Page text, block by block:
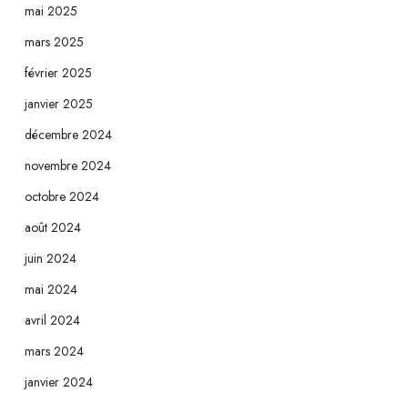
mai 2025
mars 2025
février 2025
janvier 2025
décembre 2024
novembre 2024
octobre 2024
août 2024
juin 2024
mai 2024
avril 2024
mars 2024
janvier 2024